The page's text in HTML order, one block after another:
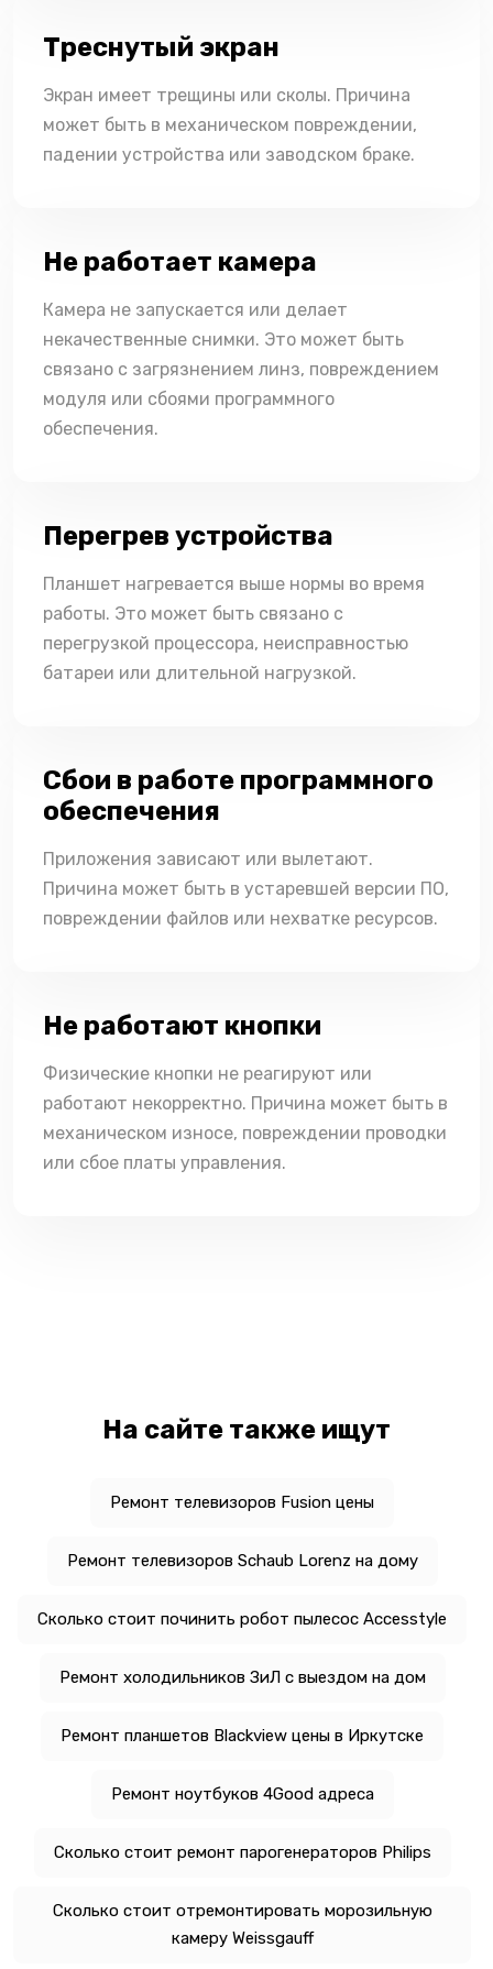
Треснутый экран
Экран имеет трещины или сколы. Причина
может быть в механическом повреждении,
падении устройства или заводском браке.
Не работает камера
Камера не запускается или делает
некачественные снимки. Это может быть
связано с загрязнением линз, повреждением
модуля или сбоями программного
обеспечения.
Перегрев устройства
Планшет нагревается выше нормы во время
работы. Это может быть связано с
перегрузкой процессора, неисправностью
батареи или длительной нагрузкой.
Сбои в работе программного
обеспечения
Приложения зависают или вылетают.
Причина может быть в устаревшей версии ПО,
повреждении файлов или нехватке ресурсов.
Не работают кнопки
Физические кнопки не реагируют или
работают некорректно. Причина может быть в
механическом износе, повреждении проводки
или сбое платы управления.
На сайте также ищут
Ремонт телевизоров Fusion цены
Ремонт телевизоров Schaub Lorenz на дому
Сколько стоит починить робот пылесос Accesstyle
Ремонт холодильников ЗиЛ с выездом на дом
Ремонт планшетов Blackview цены в Иркутске
Ремонт ноутбуков 4Good адреса
Сколько стоит ремонт парогенераторов Philips
Сколько стоит отремонтировать морозильную
камеру Weissgauff